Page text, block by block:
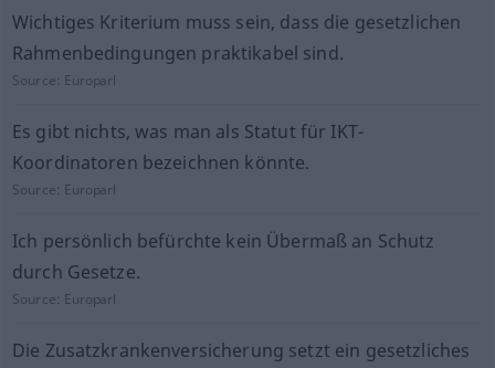
Wichtiges Kriterium muss sein, dass die gesetzlichen
Rahmenbedingungen praktikabel sind.
Source: Europarl
Es gibt nichts, was man als Statut für IKT-
Koordinatoren bezeichnen könnte.
Source: Europarl
Ich persönlich befürchte kein Übermaß an Schutz
durch Gesetze.
Source: Europarl
Die Zusatzkrankenversicherung setzt ein gesetzliches